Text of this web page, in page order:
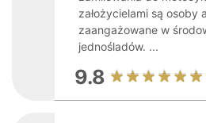
założycielami są osoby
zaangażowane w
jednośladów. ...
9.8